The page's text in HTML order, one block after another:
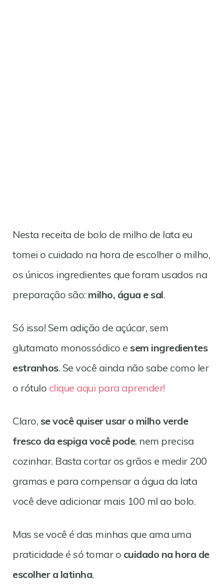
Nesta receita de bolo de milho de lata eu
tomei o cuidado na hora de escolher o milho,
os únicos ingredientes que foram usados na
preparação são: milho, água e sal.
Só isso! Sem adição de açúcar, sem
glutamato monossódico e sem ingredientes
estranhos. Se você ainda não sabe como ler
o rótulo clique aqui para aprender!
Claro, se você quiser usar o milho verde
fresco da espiga você pode, nem precisa
cozinhar. Basta cortar os grãos e medir 200
gramas e para compensar a água da lata
você deve adicionar mais 100 ml ao bolo.
Mas se você é das minhas que ama uma
praticidade é só tomar o cuidado na hora de
escolher a latinha.